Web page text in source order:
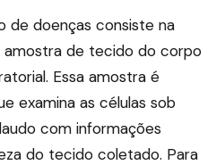
de doenças consiste na
amostra de tecido do corpo
Essa amostra é
examina as células sob
com informações
do tecido coletado. Para